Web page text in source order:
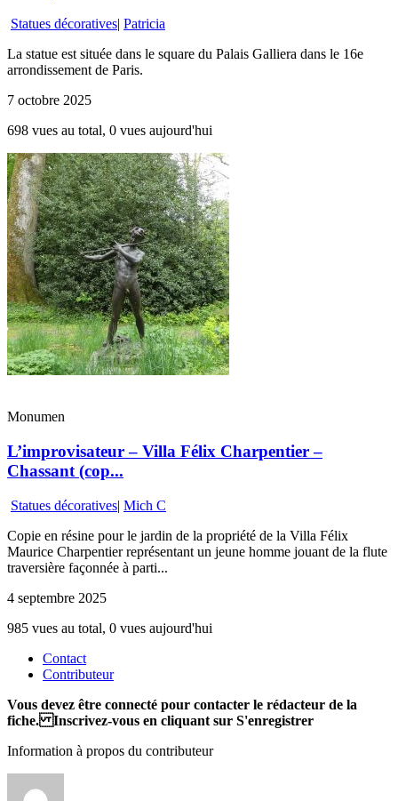
Statues décoratives| Patricia
La statue est située dans le square du Palais Galliera dans le 16e
arrondissement de Paris.
7 octobre 2025
698 vues au total, 0 vues aujourd'hui
Monumen
L’improvisateur – Villa Félix Charpentier –
Chassant (cop...
Statues décoratives| Mich C
Copie en résine pour le jardin de la propriété de la Villa Félix
Maurice Charpentier représentant un jeune homme jouant de la flute
traversière façonnée à parti...
4 septembre 2025
985 vues au total, 0 vues aujourd'hui
Contact
Contributeur
Vous devez être connecté pour contacter le rédacteur de la
fiche. Inscrivez-vous en cliquant sur S'enregistrer
Information à propos du contributeur